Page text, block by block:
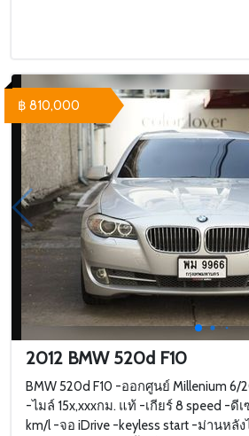
2012 BMW 520d F10
BMW 520d F10 -ออกศูนย์ Millenium 6/
-ไมล์ 15x,xxxกม. แท้ -เกียร์ 8 speed -ดี
km/l -จอ iDrive -keyless start -ม่านหลั
฿ 810,000